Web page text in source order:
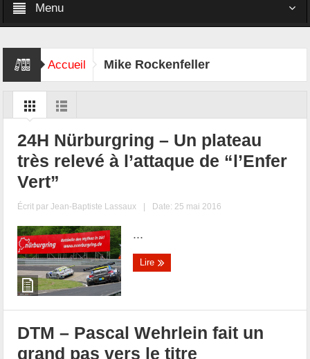
Menu
Accueil Mike Rockenfeller
24H Nürburgring – Un plateau
très relevé à l’attaque de “l’Enfer
Vert”
Écrit parJean-Baptiste Lassaux | Date: 25 mai 2016
...
Lire
DTM – Pascal Wehrlein fait un
grand pas vers le titre